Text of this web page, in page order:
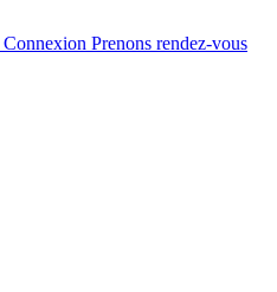
Connexion Prenons rendez-vous